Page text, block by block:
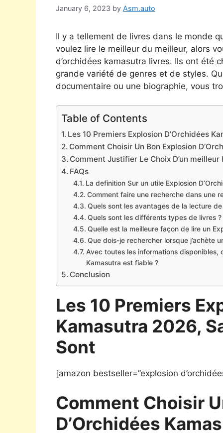
January 6, 2023 by Asm.auto
Il y a tellement de livres dans le monde
voulez lire le meilleur du meilleur, alors
d’orchidées kamasutra livres. Ils ont été
grande variété de genres et de styles.
documentaire ou une biographie, vous
Table of Contents
Les 10 Premiers Explosion D’Orchidées
Comment Choisir Un Bon Explosion
Comment Justifier Le Choix D’un meilleur
FAQs
La definition Sur un utile Explosion
Comment faire une recherche dans une
Quels sont les avantages de la lecture
Quels sont les différents types de livres ?
Quelle est la meilleure façon de lire un
Que dois-je rechercher lorsque j’achète
Avec toutes les informations disponibles,
Kamasutra est fiable ?
Conclusion
Les 10 Premiers
Kamasutra 2026,
Sont
[amazon bestseller=”explosion
Comment Choisir
D’Orchidées